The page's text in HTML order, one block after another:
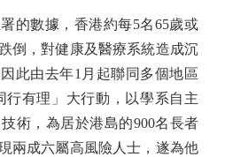
數據，香港約每5名65歲或
倒，對健康及醫療系統造成沉
此由去年1月起聯同多個地區
行有理」大行動，以學系自主
術，為居於港島的900名長者
兩成六屬高風險人士，遂為他